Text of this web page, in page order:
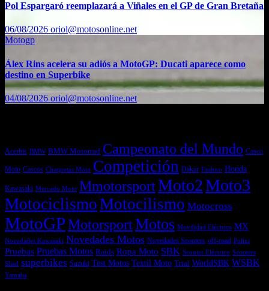
Pol Espargaró reemplazará a Viñales en el GP de Gran Bretaña
06/08/2026 oriol@motosonline.net
Motogp
Álex Rins acelera su adiós a MotoGP: Ducati aparece como
destino en Superbike
04/08/2026 oriol@motosonline.net
Acerbis BMW BMW Motorrad Campeonato del Mundo Casco
Moto Cascos Chaquetas Moto Competición Dakar Enduro Honda
Kawasaki Mercado Moto MmotorsportMoto2Moto3
MotociclismoMotocilismo Motocross
MotoGPMotorsportMotos Movilidad Eléctrica MX
Novedades Kawasaki Novedades Motos Novedades Scooters off-road Polini
Pruebas Pruebas Motos Raids Ropa Moto SBK Scooter Eléctrico Scooters
Shad superbikes Suzuki Test Motos Textil Moto Trial WorldSBK WSBK
Yamaha